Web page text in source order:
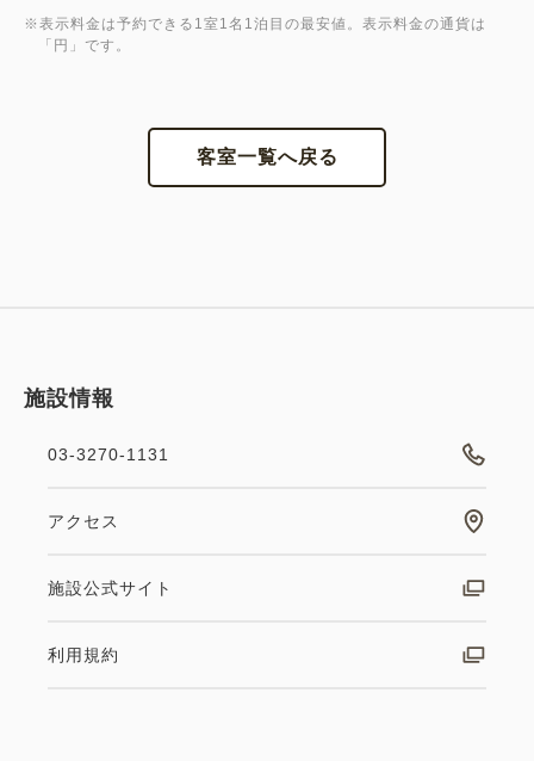
※表示料金は予約できる1室1名1泊目の最安値。表示料金の通貨は
「円」です。
客室一覧へ戻る
施設情報
03-3270-1131
アクセス
施設公式サイト
利用規約